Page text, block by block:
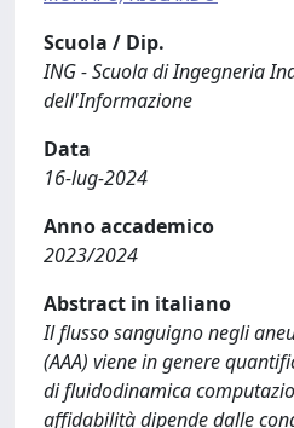
Scuola / Dip.
ING - Scuola di Ingegneria
dell'Informazione
Data
16-lug-2024
Anno accademico
2023/2024
Abstract in italiano
Il flusso sanguigno negli
(AAA) viene in genere
di fluidodinamica
affidabilità dipende dalle